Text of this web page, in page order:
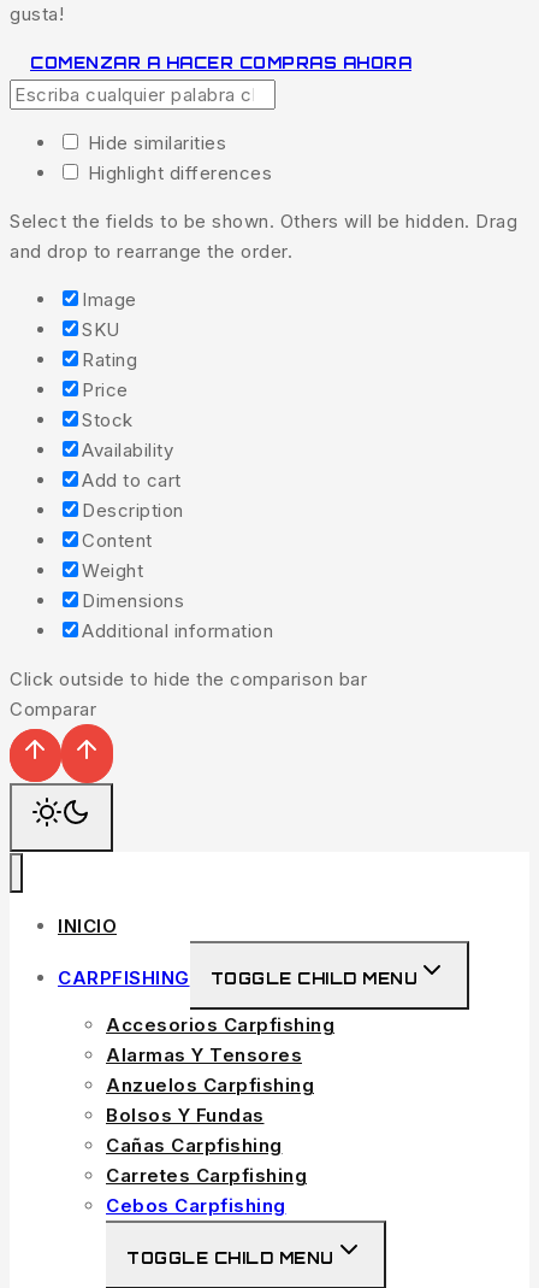
gusta!
COMENZAR A HACER COMPRAS AHORA
Hide similarities
Highlight differences
Select the fields to be shown. Others will be hidden. Drag
and drop to rearrange the order.
Image
SKU
Rating
Price
Stock
Availability
Add to cart
Description
Content
Weight
Dimensions
Additional information
Click outside to hide the comparison bar
Comparar
INICIO
CARPFISHING TOGGLE CHILD MENU
Accesorios Carpfishing
Alarmas Y Tensores
Anzuelos Carpfishing
Bolsos Y Fundas
Cañas Carpfishing
Carretes Carpfishing
Cebos Carpfishing
TOGGLE CHILD MENU